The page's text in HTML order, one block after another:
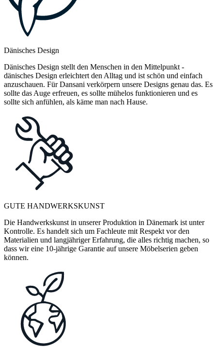
Dänisches Design
Dänisches Design stellt den Menschen in den Mittelpunkt -
dänisches Design erleichtert den Alltag und ist schön und einfach
anzuschauen. Für Dansani verkörpern unsere Designs genau das. Es
sollte das Auge erfreuen, es sollte mühelos funktionieren und es
sollte sich anfühlen, als käme man nach Hause.
GUTE HANDWERKSKUNST
Die Handwerkskunst in unserer Produktion in Dänemark ist unter
Kontrolle. Es handelt sich um Fachleute mit Respekt vor den
Materialien und langjähriger Erfahrung, die alles richtig machen, so
dass wir eine 10-jährige Garantie auf unsere Möbelserien geben
können.